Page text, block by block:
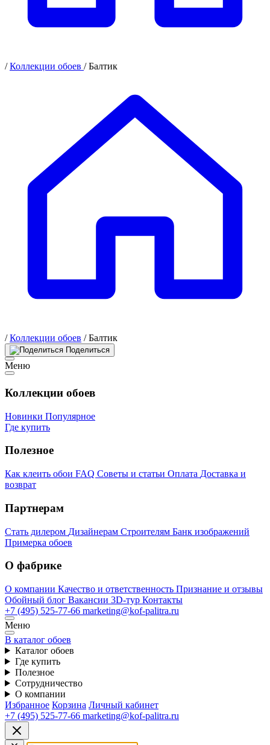
/Коллекции обоев /Балтик
/Коллекции обоев /Балтик
Поделиться
Меню
Коллекции обоев
Новинки Популярное
Где купить
Полезное
Как клеить обои FAQ Советы и статьи Оплата Доставка и
возврат
Партнерам
Стать дилером Дизайнерам Строителям Банк изображений
Примерка обоев
О фабрике
О компании Качество и ответственность Признание и отзывы
Обойный блог Вакансии 3D-тур Контакты
+7 (495) 525-77-66 marketing@kof-palitra.ru
Меню
В каталог обоев
Каталог обоев
Где купить
Полезное
Сотрудничество
О компании
Избранное Корзина Личный кабинет
+7 (495) 525-77-66 marketing@kof-palitra.ru